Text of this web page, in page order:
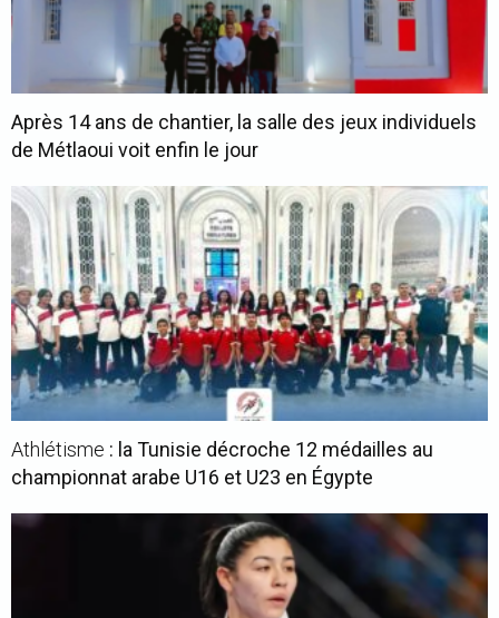
Après 14 ans de chantier, la salle des jeux individuels
de Métlaoui voit enfin le jour
Athlétisme : la Tunisie décroche 12 médailles au
championnat arabe U16 et U23 en Égypte